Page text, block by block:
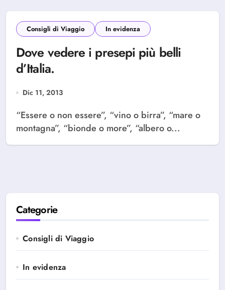
Consigli di Viaggio In evidenza
Dove vedere i presepi più belli
d’Italia.
Dic 11, 2013
“Essere o non essere”, “vino o birra”, “mare o
montagna”, “bionde o more”, “albero o...
Categorie
Consigli di Viaggio
In evidenza